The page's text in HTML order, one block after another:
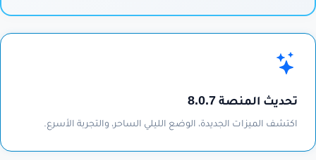
تحديث المنصة 8.0.7
اكتشف الميزات الجديدة، الوضع الليلي الساحر، والتجربة الأسرع.